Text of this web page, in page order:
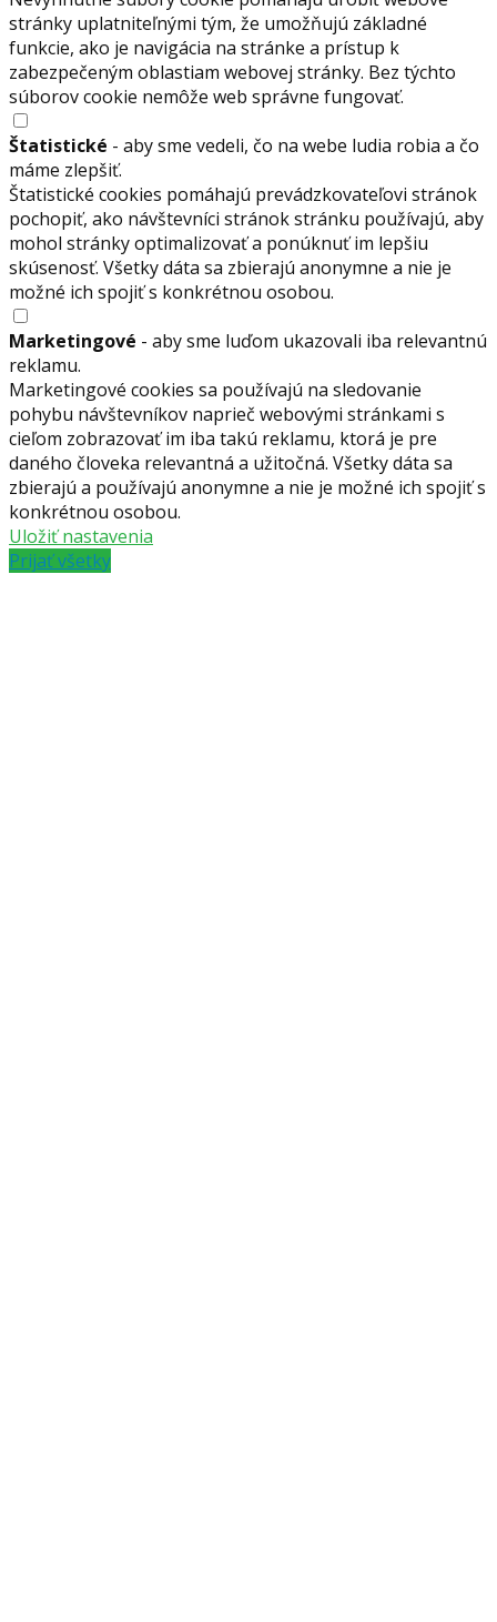
stránky uplatniteľnými tým, že umožňujú základné
funkcie, ako je navigácia na stránke a prístup k
zabezpečeným oblastiam webovej stránky. Bez týchto
súborov cookie nemôže web správne fungovať.
Štatistické - aby sme vedeli, čo na webe ludia robia a čo
máme zlepšiť.
Štatistické cookies pomáhajú prevádzkovateľovi stránok
pochopiť, ako návštevníci stránok stránku používajú, aby
mohol stránky optimalizovať a ponúknuť im lepšiu
skúsenosť. Všetky dáta sa zbierajú anonymne a nie je
možné ich spojiť s konkrétnou osobou.
Marketingové - aby sme luďom ukazovali iba relevantnú
reklamu.
Marketingové cookies sa používajú na sledovanie
pohybu návštevníkov naprieč webovými stránkami s
cieľom zobrazovať im iba takú reklamu, ktorá je pre
daného človeka relevantná a užitočná. Všetky dáta sa
zbierajú a používajú anonymne a nie je možné ich spojiť s
konkrétnou osobou.
Uložiť nastavenia
Prijať všetky